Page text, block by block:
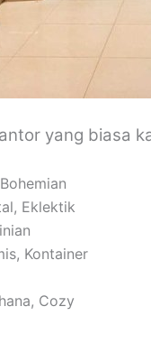
yang biasa
Eklektik
Kontainer
Cozy